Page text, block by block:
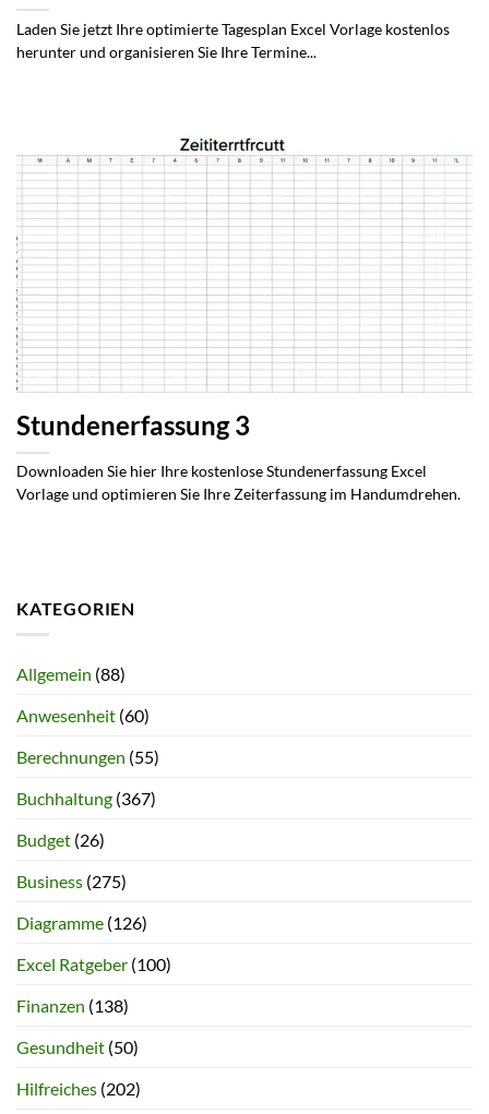
Laden Sie jetzt Ihre optimierte Tagesplan Excel Vorlage kostenlos
herunter und organisieren Sie Ihre Termine...
Stundenerfassung 3
Downloaden Sie hier Ihre kostenlose Stundenerfassung Excel
Vorlage und optimieren Sie Ihre Zeiterfassung im Handumdrehen.
KATEGORIEN
Allgemein (88)
Anwesenheit (60)
Berechnungen (55)
Buchhaltung (367)
Budget (26)
Business (275)
Diagramme (126)
Excel Ratgeber (100)
Finanzen (138)
Gesundheit (50)
Hilfreiches (202)